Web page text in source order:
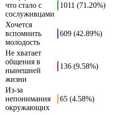
что стало с
сослуживцами
1011 (71.20%)
Хочется
вспомнить
молодость
609 (42.89%)
Не хватает
общения в
нынешней
жизни
136 (9.58%)
Из-за
непонимания
окружающих
65 (4.58%)